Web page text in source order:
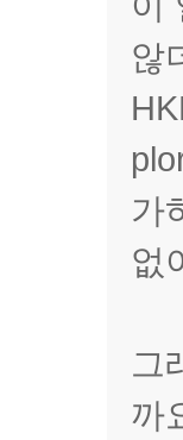
않
가
없
그
까